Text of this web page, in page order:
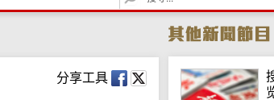
e
c
h
分享工具